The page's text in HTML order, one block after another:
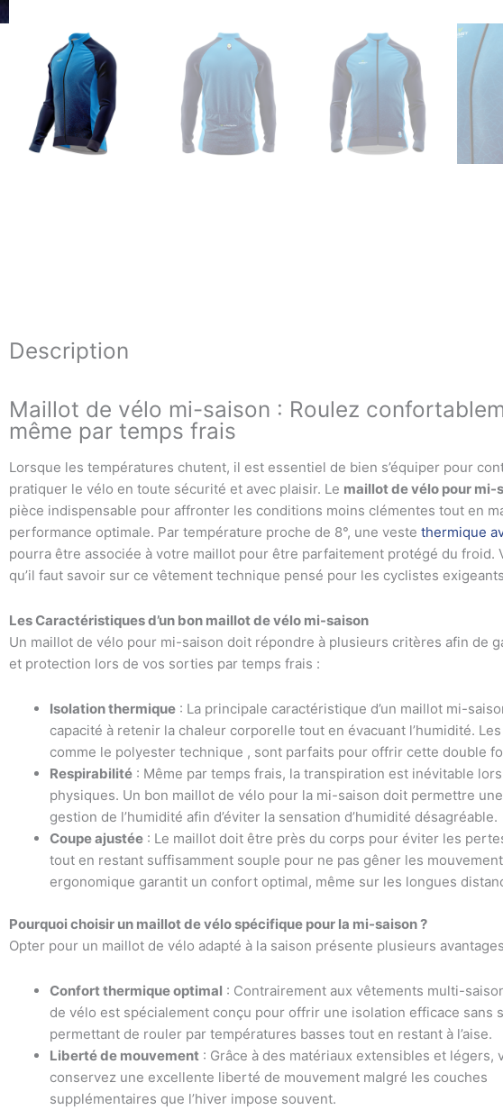
Description
Maillot de vélo mi-saison : Roulez
même par temps frais
Lorsque les températures chutent, il est essentiel de bien s’équiper pour
pratiquer le vélo en toute sécurité et avec plaisir. Le maillot de vélo pour mi-
pièce indispensable pour affronter les conditions moins clémentes tout en
performance optimale. Par température proche de 8°, une veste thermique
pourra être associée à votre maillot pour être parfaitement protégé du froid.
qu’il faut savoir sur ce vêtement technique pensé pour les cyclistes
Les Caractéristiques d’un bon maillot de vélo mi-saison
Un maillot de vélo pour mi-saison doit répondre à plusieurs critères afin de
et protection lors de vos sorties par temps frais :
Isolation thermique : La principale caractéristique d’un maillot mi-
capacité à retenir la chaleur corporelle tout en évacuant l’humidité.
comme le polyester technique , sont parfaits pour offrir cette double
Respirabilité : Même par temps frais, la transpiration est inévitable
physiques. Un bon maillot de vélo pour la mi-saison doit permettre
gestion de l’humidité afin d’éviter la sensation d’humidité désagréable.
Coupe ajustée : Le maillot doit être près du corps pour éviter les
tout en restant suffisamment souple pour ne pas gêner les
ergonomique garantit un confort optimal, même sur les longues
Pourquoi choisir un maillot de vélo spécifique pour la mi-saison ?
Opter pour un maillot de vélo adapté à la saison présente plusieurs
Confort thermique optimal : Contrairement aux vêtements multi-
de vélo est spécialement conçu pour offrir une isolation efficace sans
permettant de rouler par températures basses tout en restant à l’aise.
Liberté de mouvement : Grâce à des matériaux extensibles et légers,
conservez une excellente liberté de mouvement malgré les couches
supplémentaires que l’hiver impose souvent.